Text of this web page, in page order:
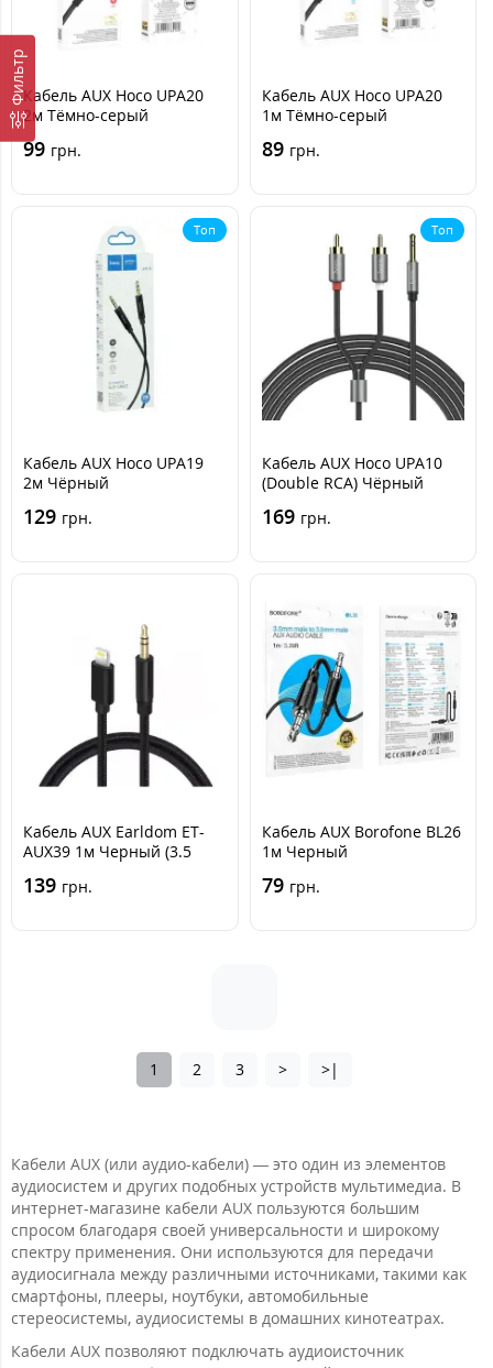
ФильтрКабель AUX Hoco UPA20
2м Тёмно-серый
99 грн.
Кабель AUX Hoco UPA20
1м Тёмно-серый
89 грн.
Топ
Кабель AUX Hoco UPA19
2м Чёрный
129 грн.
Топ
Кабель AUX Hoco UPA10
(Double RCA) Чёрный
169 грн.
Кабель AUX Earldom ET-
AUX39 1м Черный (3.5
139 грн.
Кабель AUX Borofone BL26
1м Черный
79 грн.
1 2 3 > >|
Кабели AUX (или аудио-кабели) — это один из элементов
аудиосистем и других подобных устройств мультимедиа. В
интернет-магазине кабели AUX пользуются большим
спросом благодаря своей универсальности и широкому
спектру применения. Они используются для передачи
аудиосигнала между различными источниками, такими как
смартфоны, плееры, ноутбуки, автомобильные
стереосистемы, аудиосистемы в домашних кинотеатрах.
Кабели AUX позволяют подключать аудиоисточник